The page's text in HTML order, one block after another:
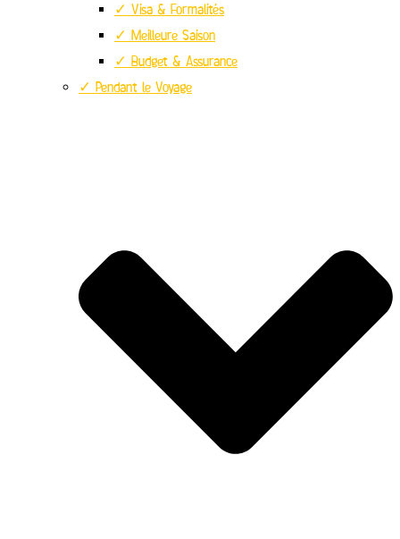
✓ Visa & Formalités
✓ Meilleure Saison
✓ Budget & Assurance
✓ Pendant le Voyage